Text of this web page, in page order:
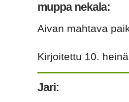
muppa nekala:
Aivan mahtava
Kirjoitettu 10.
Jari: